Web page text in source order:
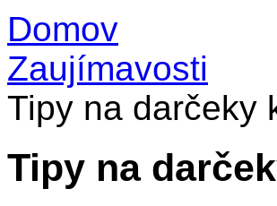
Domov
Zaujímavosti
Tipy na darčeky
Tipy na